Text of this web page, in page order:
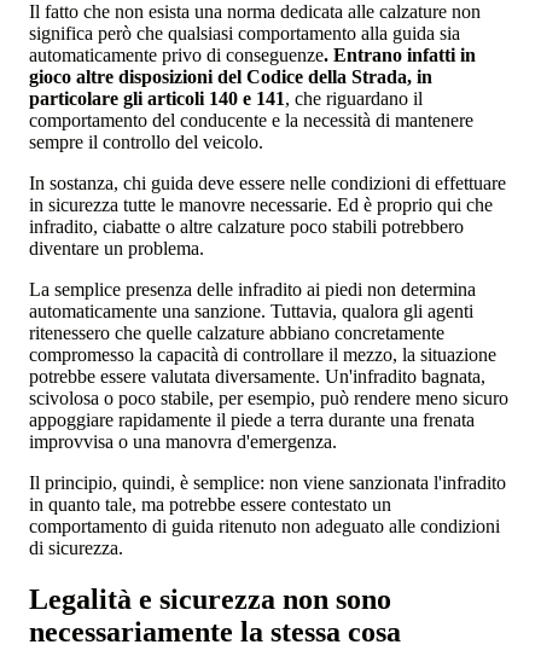
Il fatto che non esista una norma dedicata alle calzature non
significa però che qualsiasi comportamento alla guida sia
automaticamente privo di conseguenze. Entrano infatti in
gioco altre disposizioni del Codice della Strada, in
particolare gli articoli 140 e 141, che riguardano il
comportamento del conducente e la necessità di mantenere
sempre il controllo del veicolo.
In sostanza, chi guida deve essere nelle condizioni di effettuare
in sicurezza tutte le manovre necessarie. Ed è proprio qui che
infradito, ciabatte o altre calzature poco stabili potrebbero
diventare un problema.
La semplice presenza delle infradito ai piedi non determina
automaticamente una sanzione. Tuttavia, qualora gli agenti
ritenessero che quelle calzature abbiano concretamente
compromesso la capacità di controllare il mezzo, la situazione
potrebbe essere valutata diversamente. Un'infradito bagnata,
scivolosa o poco stabile, per esempio, può rendere meno sicuro
appoggiare rapidamente il piede a terra durante una frenata
improvvisa o una manovra d'emergenza.
Il principio, quindi, è semplice: non viene sanzionata l'infradito
in quanto tale, ma potrebbe essere contestato un
comportamento di guida ritenuto non adeguato alle condizioni
di sicurezza.
Legalità e sicurezza non sono
necessariamente la stessa cosa